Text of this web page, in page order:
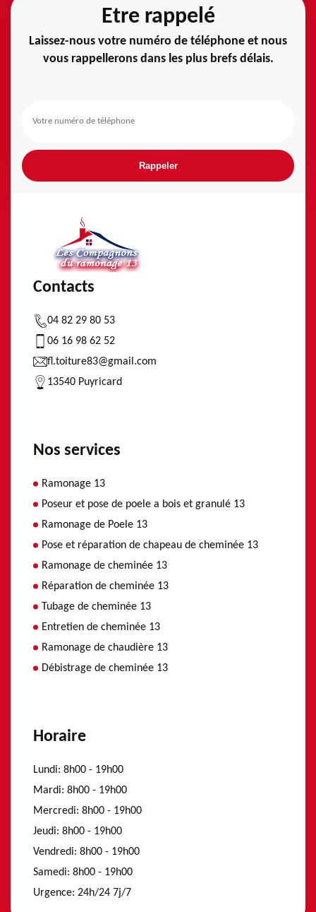
Etre rappelé
Laissez-nous votre numéro de téléphone et nous
vous rappellerons dans les plus brefs délais.
Contacts
04 82 29 80 53
06 16 98 62 52
fl.toiture83@gmail.com
13540 Puyricard
Nos services
Ramonage 13
Poseur et pose de poele a bois et granulé 13
Ramonage de Poele 13
Pose et réparation de chapeau de cheminée 13
Ramonage de cheminée 13
Réparation de cheminée 13
Tubage de cheminée 13
Entretien de cheminée 13
Ramonage de chaudière 13
Débistrage de cheminée 13
Horaire
Lundi: 8h00 - 19h00
Mardi: 8h00 - 19h00
Mercredi: 8h00 - 19h00
Jeudi: 8h00 - 19h00
Vendredi: 8h00 - 19h00
Samedi: 8h00 - 19h00
Urgence: 24h/24 7j/7